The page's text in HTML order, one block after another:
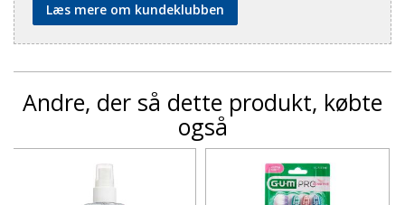
Læs mere om kundeklubben
Andre, der så dette produkt, købte
også